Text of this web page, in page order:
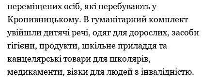
переміщених осіб, які перебувають у
Кропивницькому. В гуманітарний комплект
увійшли дитячi речі, одяг для дорослих, засоби
гігієни, продукти, шкільне приладдя та
канцелярські товари для школярів,
медикаменти, візки для людей з інвалідністю.